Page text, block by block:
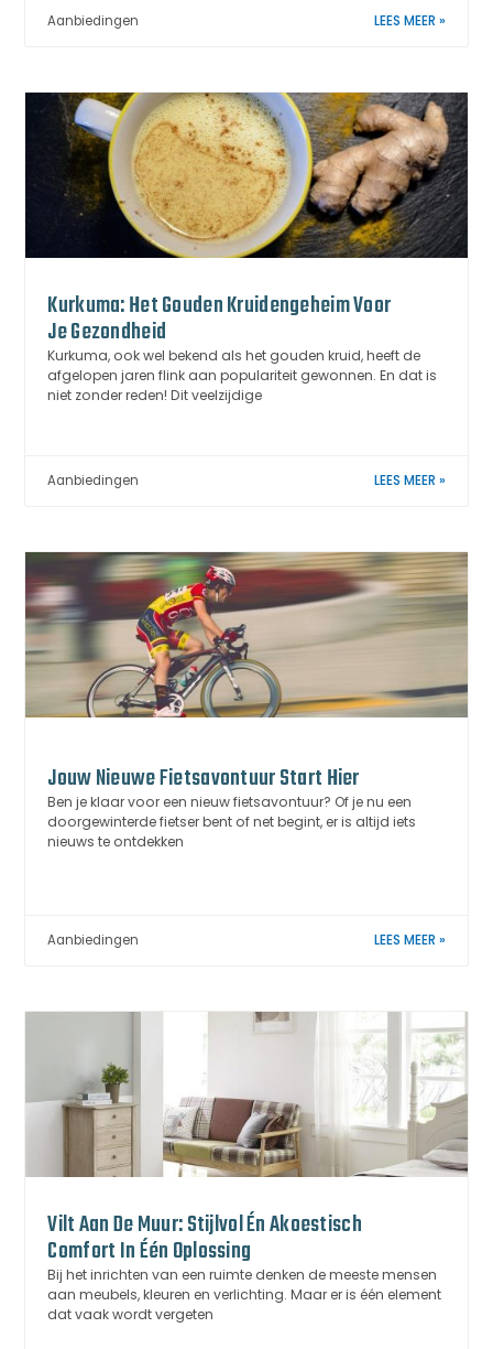
Aanbiedingen LEES MEER »
Kurkuma: Het Gouden Kruidengeheim Voor
Je Gezondheid
Kurkuma, ook wel bekend als het gouden kruid, heeft de
afgelopen jaren flink aan populariteit gewonnen. En dat is
niet zonder reden! Dit veelzijdige
Aanbiedingen LEES MEER »
Jouw Nieuwe Fietsavontuur Start Hier
Ben je klaar voor een nieuw fietsavontuur? Of je nu een
doorgewinterde fietser bent of net begint, er is altijd iets
nieuws te ontdekken
Aanbiedingen LEES MEER »
Vilt Aan De Muur: Stijlvol Én Akoestisch
Comfort In Één Oplossing
Bij het inrichten van een ruimte denken de meeste mensen
aan meubels, kleuren en verlichting. Maar er is één element
dat vaak wordt vergeten